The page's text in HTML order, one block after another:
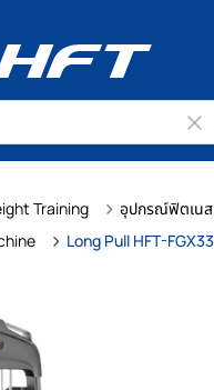
Training
อุปกรณ์ฟิตเนส
Long Pull HFT-FGX33